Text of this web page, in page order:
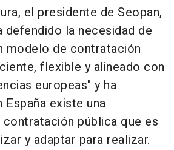
el presidente de Seopan,
defendido la necesidad de
modelo de contratación
flexible y alineado con
europeas" y ha
España existe una
pública que es
y adaptar para realizar.